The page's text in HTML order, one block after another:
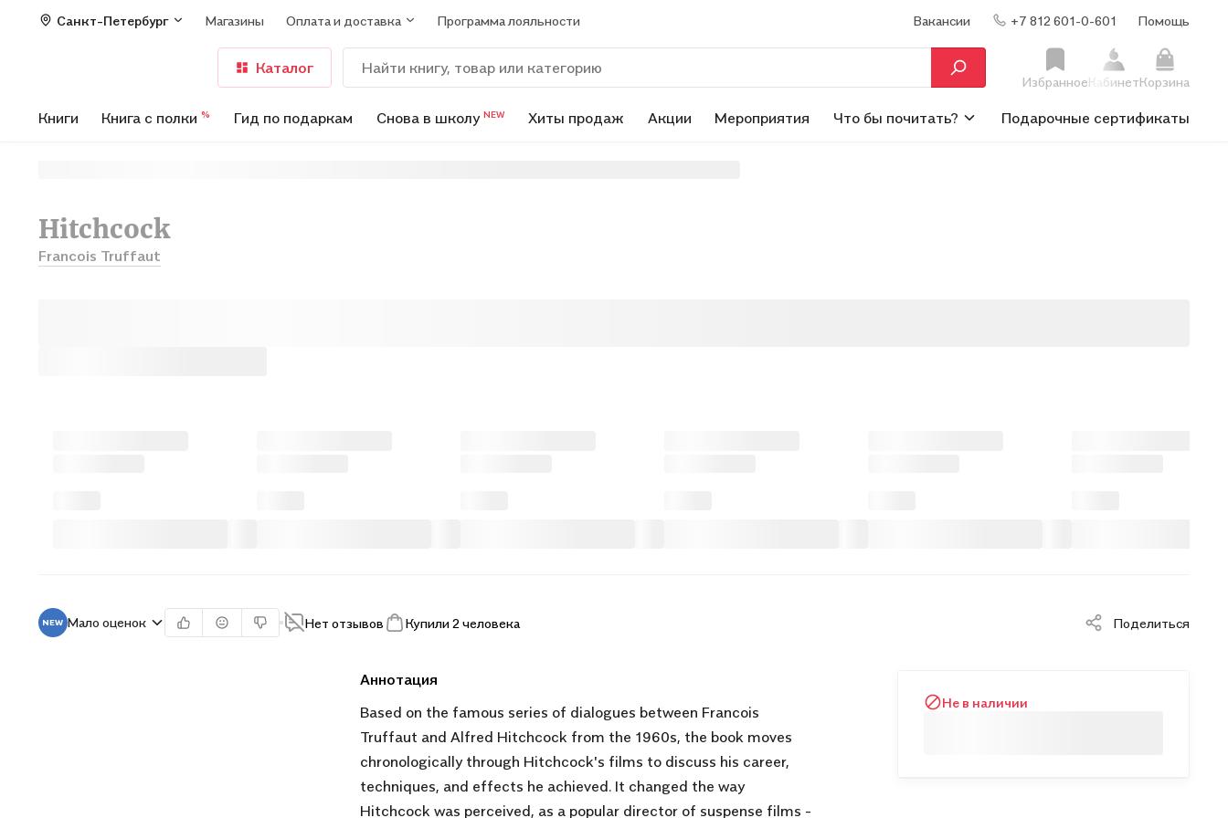
Санкт-Петербург Магазины Оплата и доставка Программа лояльности Вакансии +7 812 601-0-601 Помощь
Каталог
ИзбранноеКабинетКорзина
Книги Книга с полки % Гид по подаркам Снова в школу NEW Хиты продаж Акции Мероприятия Что бы почитать? Подарочные сертификаты
Hitchcock
Francois Truffaut
Мало оценок Нет отзывов Купили 2 человека Поделиться
Аннотация
Based on the famous series of dialogues between Francois
Truffaut and Alfred Hitchcock from the 1960s, the book moves
chronologically through Hitchcock's films to discuss his career,
techniques, and effects he achieved. It changed the way
Hitchcock was perceived, as a popular director of suspense films -
Не в наличии